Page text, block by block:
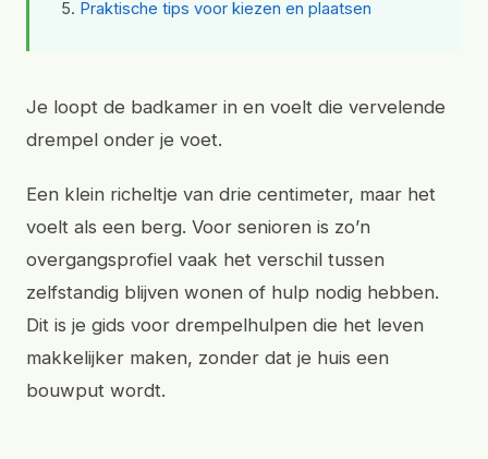
Praktische tips voor kiezen en plaatsen
Je loopt de badkamer in en voelt die vervelende
drempel onder je voet.
Een klein richeltje van drie centimeter, maar het
voelt als een berg. Voor senioren is zo’n
overgangsprofiel vaak het verschil tussen
zelfstandig blijven wonen of hulp nodig hebben.
Dit is je gids voor drempelhulpen die het leven
makkelijker maken, zonder dat je huis een
bouwput wordt.